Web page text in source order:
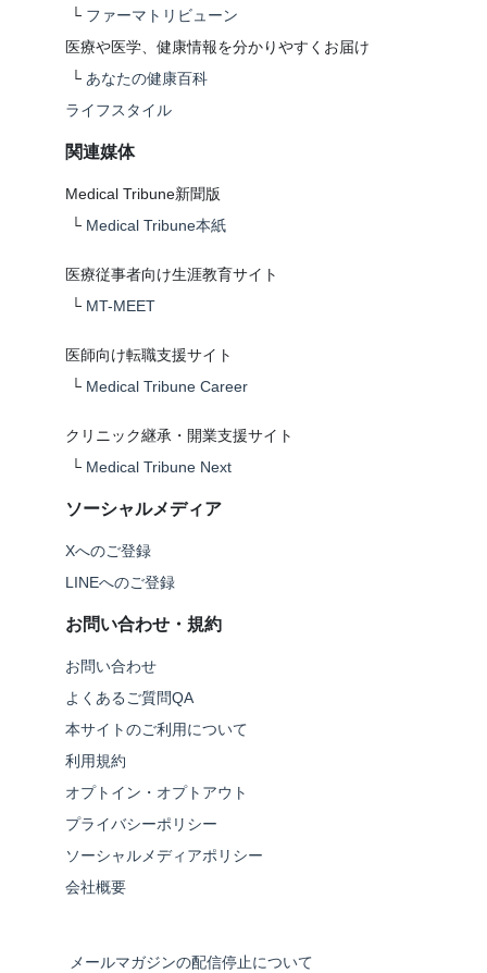
└ ファーマトリビューン
医療や医学、健康情報を分かりやすくお届け
└ あなたの健康百科
ライフスタイル
関連媒体
Medical Tribune新聞版
└ Medical Tribune本紙
医療従事者向け生涯教育サイト
└ MT-MEET
医師向け転職支援サイト
└ Medical Tribune Career
クリニック継承・開業支援サイト
└ Medical Tribune Next
ソーシャルメディア
Xへのご登録
LINEへのご登録
お問い合わせ・規約
お問い合わせ
よくあるご質問QA
本サイトのご利用について
利用規約
オプトイン・オプトアウト
プライバシーポリシー
ソーシャルメディアポリシー
会社概要
メールマガジンの配信停止について